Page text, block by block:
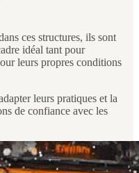
ces structures, ils sont
idéal tant pour
leurs propres conditions
leurs pratiques et la
de confiance avec les